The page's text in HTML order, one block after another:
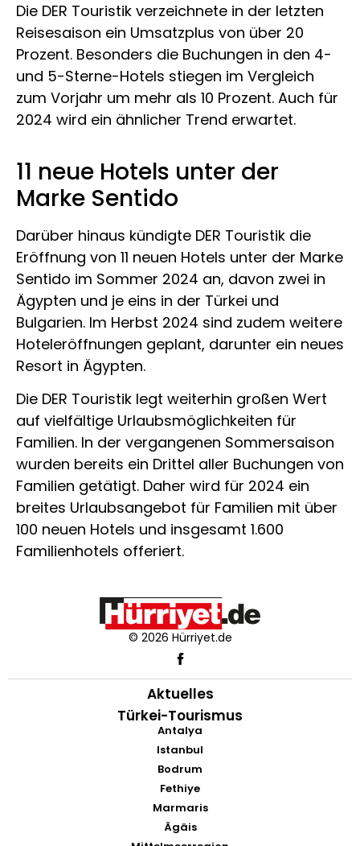
Die DER Touristik verzeichnete in der letzten
Reisesaison ein Umsatzplus von über 20
Prozent. Besonders die Buchungen in den 4-
und 5-Sterne-Hotels stiegen im Vergleich
zum Vorjahr um mehr als 10 Prozent. Auch für
2024 wird ein ähnlicher Trend erwartet.
11 neue Hotels unter der
Marke Sentido
Darüber hinaus kündigte DER Touristik die
Eröffnung von 11 neuen Hotels unter der Marke
Sentido im Sommer 2024 an, davon zwei in
Ägypten und je eins in der Türkei und
Bulgarien. Im Herbst 2024 sind zudem weitere
Hoteleröffnungen geplant, darunter ein neues
Resort in Ägypten.
Die DER Touristik legt weiterhin großen Wert
auf vielfältige Urlaubsmöglichkeiten für
Familien. In der vergangenen Sommersaison
wurden bereits ein Drittel aller Buchungen von
Familien getätigt. Daher wird für 2024 ein
breites Urlaubsangebot für Familien mit über
100 neuen Hotels und insgesamt 1.600
Familienhotels offeriert.
© 2026 Hürriyet.de
Aktuelles
Türkei-Tourismus
Antalya
Istanbul
Bodrum
Fethiye
Marmaris
Ägäis